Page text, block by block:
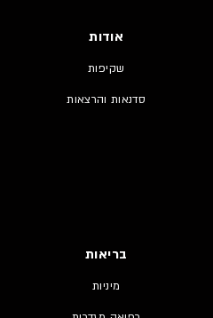
אודות
שקיפות
סדנאות והרצאות
בריאות
מיניות